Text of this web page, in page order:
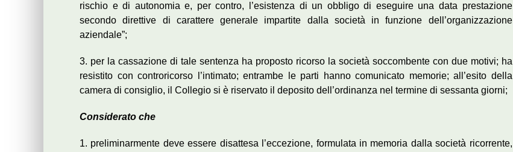
rischio e di autonomia e, per contro, l’esistenza di un obbligo di eseguire una data prestazione
secondo direttive di carattere generale impartite dalla società in funzione dell’organizzazione
aziendale”;
3. per la cassazione di tale sentenza ha proposto ricorso la società soccombente con due motivi; ha
resistito con controricorso l’intimato; entrambe le parti hanno comunicato memorie; all’esito della
camera di consiglio, il Collegio si è riservato il deposito dell’ordinanza nel termine di sessanta giorni;
Considerato che
1. preliminarmente deve essere disattesa l’eccezione, formulata in memoria dalla società ricorrente,